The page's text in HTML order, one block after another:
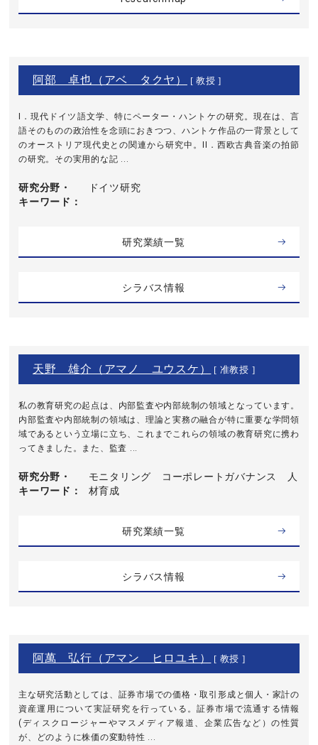
阿部 卓也（アベ タクヤ） [ 教授 ]
I．現代ドイツ語文学、特にペーター・ハントケの研究。現在は、言
語そのものの政治性を念頭におきつつ、ハントケ作品の一背景として
のオーストリア現代史との関連から研究中。II．西欧古典音楽の拍節
の研究。その実用的な記 ...
研究分野・
キーワード
ドイツ研究
研究業績一覧
シラバス情報
天野 雄介（アマノ ユウスケ） [ 准教授 ]
私の教育研究の起点は、内部監査や内部統制の領域となっています。
内部監査や内部統制の領域は、理論と実務の融合が特に重要な学問領
域であるという立場に立ち、これまでこれらの領域の教育研究に携わ
ってきました。また、監査 ...
研究分野・
キーワード
モニタリング コーポレートガバナンス 人
材育成
研究業績一覧
シラバス情報
阿萬 弘行（アマン ヒロユキ） [ 教授 ]
主な研究活動としては、証券市場での価格・取引形成と個人・家計の
資産運用について実証研究を行っている。証券市場で流通する情報
(ディスクロージャーやマスメディア報道、企業広告など）の性質
が、どのように株価の変動特性 ...